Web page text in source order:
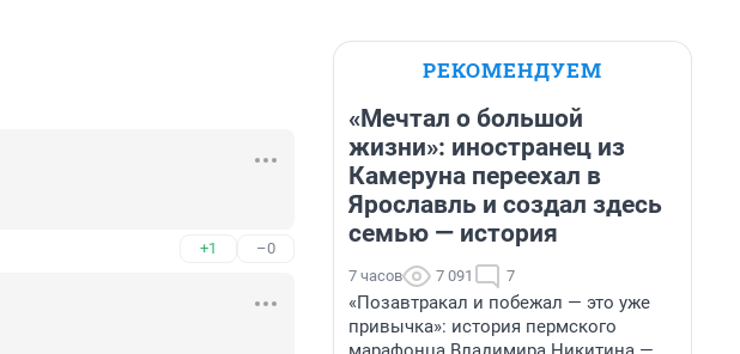
+1 –0
РЕКОМЕНДУЕМ
«Мечтал о большой
жизни»: иностранец из
Камеруна переехал в
Ярославль и создал здесь
семью — история
7 часов 7 091 7
«Позавтракал и побежал — это уже
привычка»: история пермского